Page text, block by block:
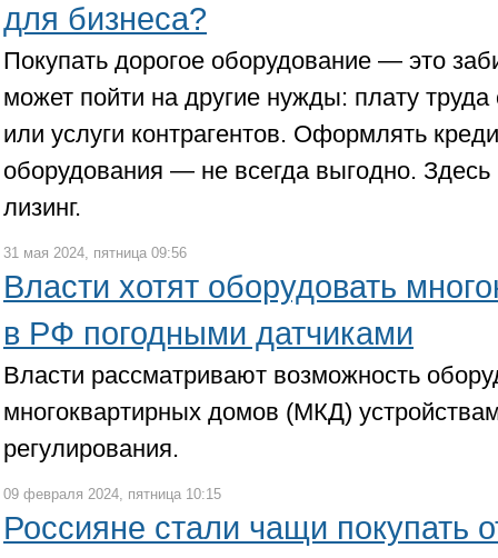
для бизнеса?
Покупать дорогое оборудование — это
может пойти на другие нужды: плату труда
или услуги контрагентов. Оформлять
оборудования — не всегда выгодно.
лизинг.
31 мая 2024, пятница 09:56
Власти хотят оборудовать
в РФ погодными датчиками
Власти рассматривают возможность
многоквартирных домов (МКД)
регулирования.
09 февраля 2024, пятница 10:15
Россияне стали чащи покупать